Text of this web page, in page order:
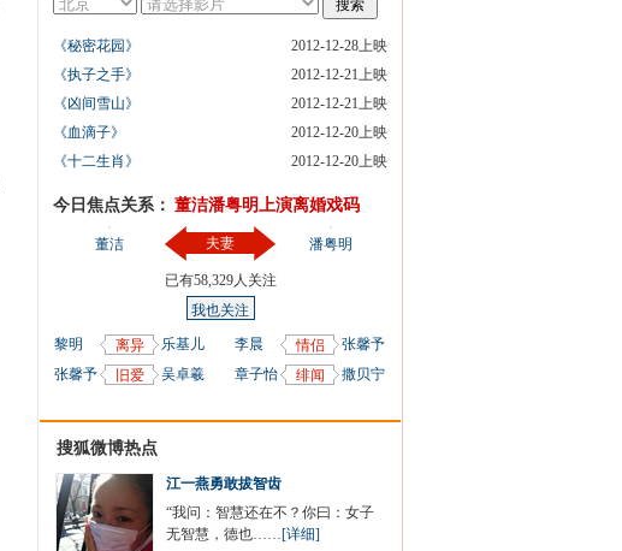
《秘密花园》
2012-12-28上映
《执子之手》
2012-12-21上映
《凶间雪山》
2012-12-21上映
《血滴子》
2012-12-20上映
《十二生肖》
2012-12-20上映
今日焦点关系： 董洁潘粤明上演离婚戏码
董洁 夫妻
已有58,329人关注
我也关注
潘粤明
黎明 离异
乐基儿
张馨予
旧爱 吴卓羲
李晨 情侣
张馨予
章子怡
绯闻 撒贝宁
搜狐微博热点
江一燕勇敢拔智齿
“我问：智慧还在不？你曰：女子
无智慧，德也……[详细]